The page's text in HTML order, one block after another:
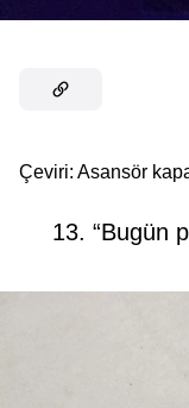
Çeviri: Asansör
13. “Bugün